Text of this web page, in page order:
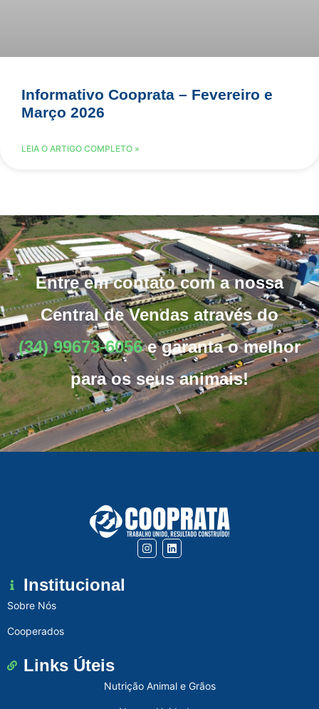
Informativo Cooprata – Fevereiro e
Março 2026
LEIA O ARTIGO COMPLETO »
Entre em contato com a nossa
Central de Vendas através do
(34) 99673-6056 e garanta o melhor
para os seus animais!
Institucional
Sobre Nós
Cooperados
Links Úteis
Nutrição Animal e Grãos